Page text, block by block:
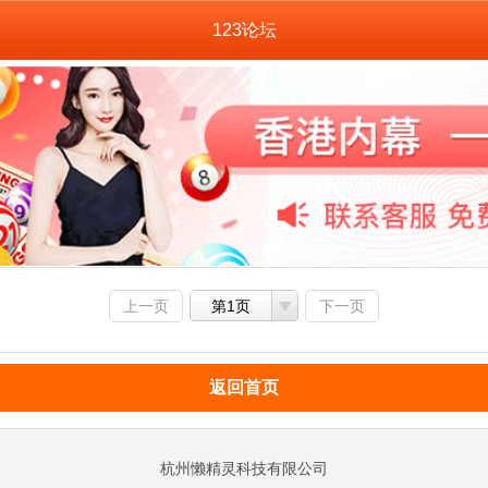
123论坛
上一页 第1页 下一页
返回首页
杭州懒精灵科技有限公司